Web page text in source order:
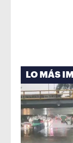
LO MÁS